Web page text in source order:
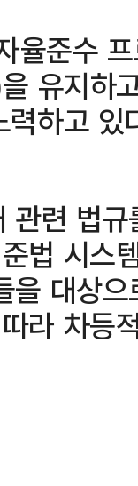
율준수
유지하
하고
관련 법
법 시스
을 대상
라 차등